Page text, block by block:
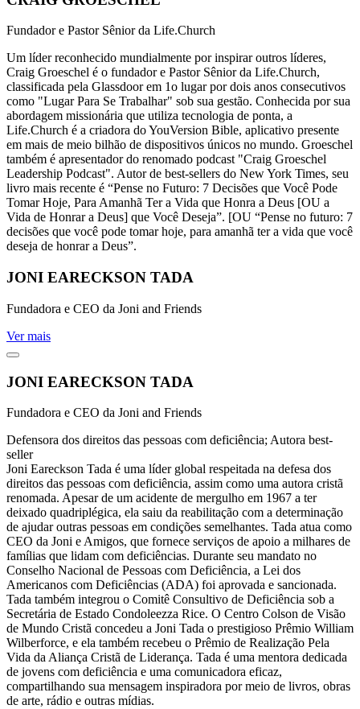
Fundador e Pastor Sênior da Life.Church
Um líder reconhecido mundialmente por inspirar outros líderes,
Craig Groeschel é o fundador e Pastor Sênior da Life.Church,
classificada pela Glassdoor em 1o lugar por dois anos consecutivos
como "Lugar Para Se Trabalhar" sob sua gestão. Conhecida por sua
abordagem missionária que utiliza tecnologia de ponta, a
Life.Church é a criadora do YouVersion Bible, aplicativo presente
em mais de meio bilhão de dispositivos únicos no mundo. Groeschel
também é apresentador do renomado podcast "Craig Groeschel
Leadership Podcast". Autor de best-sellers do New York Times, seu
livro mais recente é “Pense no Futuro: 7 Decisões que Você Pode
Tomar Hoje, Para Amanhã Ter a Vida que Honra a Deus [OU a
Vida de Honrar a Deus] que Você Deseja”. [OU “Pense no futuro: 7
decisões que você pode tomar hoje, para amanhã ter a vida que você
deseja de honrar a Deus”.
JONI EARECKSON TADA
Fundadora e CEO da Joni and Friends
Ver mais
JONI EARECKSON TADA
Fundadora e CEO da Joni and Friends
Defensora dos direitos das pessoas com deficiência; Autora best-
seller
Joni Eareckson Tada é uma líder global respeitada na defesa dos
direitos das pessoas com deficiência, assim como uma autora cristã
renomada. Apesar de um acidente de mergulho em 1967 a ter
deixado quadriplégica, ela saiu da reabilitação com a determinação
de ajudar outras pessoas em condições semelhantes. Tada atua como
CEO da Joni e Amigos, que fornece serviços de apoio a milhares de
famílias que lidam com deficiências. Durante seu mandato no
Conselho Nacional de Pessoas com Deficiência, a Lei dos
Americanos com Deficiências (ADA) foi aprovada e sancionada.
Tada também integrou o Comitê Consultivo de Deficiência sob a
Secretária de Estado Condoleezza Rice. O Centro Colson de Visão
de Mundo Cristã concedeu a Joni Tada o prestigioso Prêmio William
Wilberforce, e ela também recebeu o Prêmio de Realização Pela
Vida da Aliança Cristã de Liderança. Tada é uma mentora dedicada
de jovens com deficiência e uma comunicadora eficaz,
compartilhando sua mensagem inspiradora por meio de livros, obras
de arte, rádio e outras mídias.